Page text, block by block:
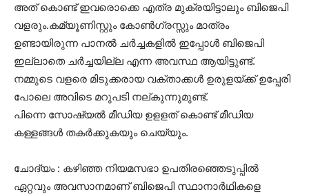
അത് കൊണ്ട് ഇവരൊക്കെ എത്ര മുക്രയിട്ടാലും ബിജെപി
വളരും.കമ്യൂണിസ്റ്റും കോൺഗ്രസ്സും മാത്രം
ഉണ്ടായിരുന്ന പാനൽ ചർച്ചകളിൽ ഇപ്പോൾ ബിജെപി
ഇല്ലാതെ ചർച്ചയില്ല എന്ന അവസ്ഥ ആയിട്ടുണ്ട്.
നമ്മുടെ വളരെ മിടുക്കരായ വക്താക്കൾ ഉരുളയ്ക്ക് ഉപ്പേരി
പോലെ അവിടെ മറുപടി നല്കുന്നുമുണ്ട്.
പിന്നെ സോഷ്യൽ മീഡിയ ഉളളത് കൊണ്ട് മീഡിയ
കള്ളങ്ങൾ തകർക്കുകയും ചെയ്യും.
ചോദ്യം : കഴിഞ്ഞ നിയമസഭാ ഉപതിരഞ്ഞെടുപ്പിൽ
ഏറ്റവും അവസാനമാണ് ബിജെപി സ്ഥാനാർഥികളെ